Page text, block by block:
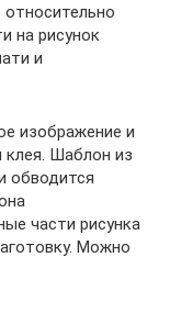
относительно
на рисунок
и
изображение и
клея. Шаблон из
обводится
части рисунка
Можно